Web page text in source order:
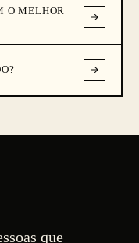
O MELHOR
que